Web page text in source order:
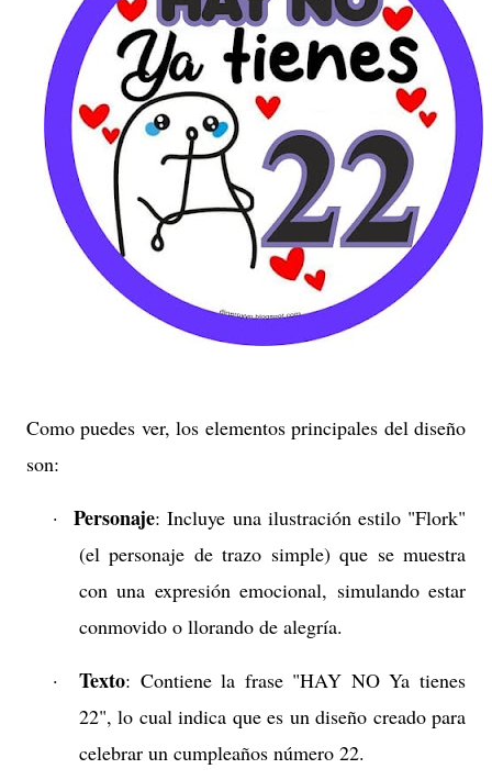
Como puedes ver, los elementos principales del diseño
son:
· Personaje: Incluye una ilustración estilo "Flork"
(el personaje de trazo simple) que se muestra
con una expresión emocional, simulando estar
conmovido o llorando de alegría.
· Texto: Contiene la frase "HAY NO Ya tienes
22", lo cual indica que es un diseño creado para
celebrar un cumpleaños número 22.